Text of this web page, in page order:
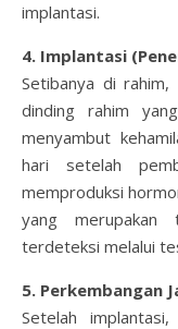
implantasi.
4. Implantasi
Setibanya di
dinding rahim
menyambut
hari setelah
memproduksi
yang merupakan
terdeteksi melalui
5. Perkembangan
Setelah